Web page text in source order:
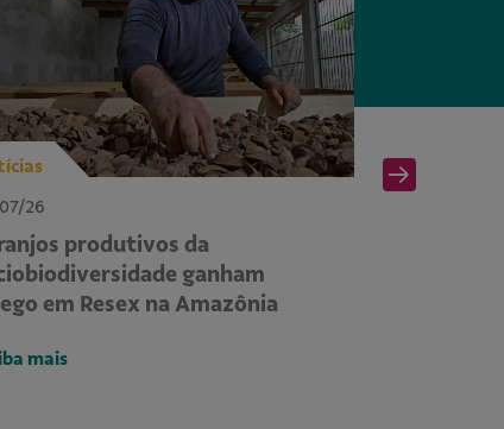
26
produtivos da
ganham
em Resex na Amazônia
mais